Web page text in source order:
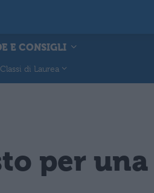
E CONSIGLI
Classi di Laurea
per una